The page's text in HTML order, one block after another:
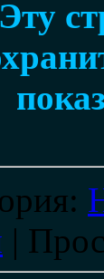
Эту
:
|